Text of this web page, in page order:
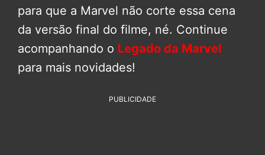
para que a Marvel não corte essa cena
da versão final do filme, né. Continue
acompanhando o Legado da Marvel
para mais novidades!
PUBLICIDADE